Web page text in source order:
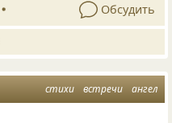
Обсудить
стихи встречи ангел